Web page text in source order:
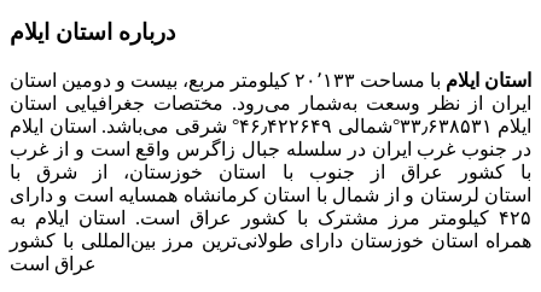
درباره استان ایلام
استان ایلام
با مساحت ۲۰٬۱۳۳ کیلومتر مربع، بیست و دومین استان
ایران از نظر وسعت به‌شمار می‌رود. مختصات جغرافیایی استان
ایلام ۳۳٫۶۳۸۵۳۱°شمالی ۴۶٫۴۲۲۶۴۹° شرقی می‌باشد. استان ایلام
در جنوب غرب ایران در سلسله جبال زاگرس واقع است و از غرب
با کشور عراق از جنوب با استان خوزستان، از شرق با
استان لرستان و از شمال با استان کرمانشاه همسایه است و دارای
۴۲۵ کیلومتر مرز مشترک با کشور عراق است. استان ایلام به
همراه استان خوزستان دارای طولانی‌ترین مرز بین‌المللی با کشور
عراق است